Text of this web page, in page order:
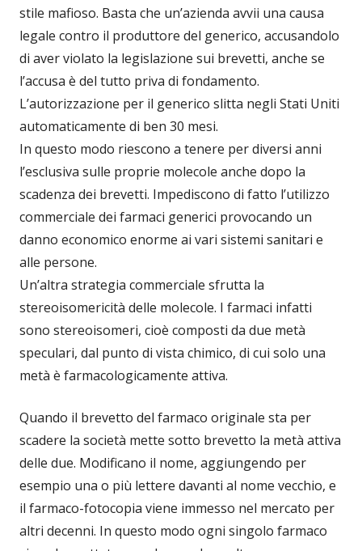
stile mafioso. Basta che un’azienda avvii una causa
legale contro il produttore del generico, accusandolo
di aver violato la legislazione sui brevetti, anche se
l’accusa è del tutto priva di fondamento.
L’autorizzazione per il generico slitta negli Stati Uniti
automaticamente di ben 30 mesi.
In questo modo riescono a tenere per diversi anni
l’esclusiva sulle proprie molecole anche dopo la
scadenza dei brevetti. Impediscono di fatto l’utilizzo
commerciale dei farmaci generici provocando un
danno economico enorme ai vari sistemi sanitari e
alle persone.
Un’altra strategia commerciale sfrutta la
stereoisomericità delle molecole. I farmaci infatti
sono stereoisomeri, cioè composti da due metà
speculari, dal punto di vista chimico, di cui solo una
metà è farmacologicamente attiva.
Quando il brevetto del farmaco originale sta per
scadere la società mette sotto brevetto la metà attiva
delle due. Modificano il nome, aggiungendo per
esempio una o più lettere davanti al nome vecchio, e
il farmaco-fotocopia viene immesso nel mercato per
altri decenni. In questo modo ogni singolo farmaco